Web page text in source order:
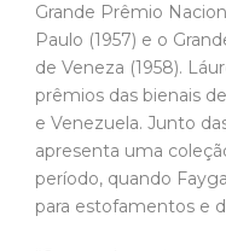
Grande Prêmio
Paulo (1957) e o
de Veneza (1958).
prêmios das bienais
e Venezuela. Junto
apresenta uma
período, quando
para estofamentos e